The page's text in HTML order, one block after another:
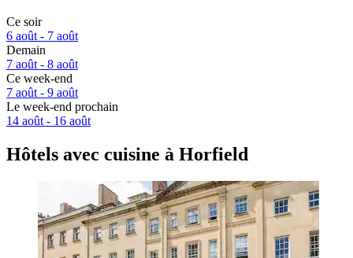
Ce soir
6 août - 7 août
Demain
7 août - 8 août
Ce week-end
7 août - 9 août
Le week-end prochain
14 août - 16 août
Hôtels avec cuisine à Horfield